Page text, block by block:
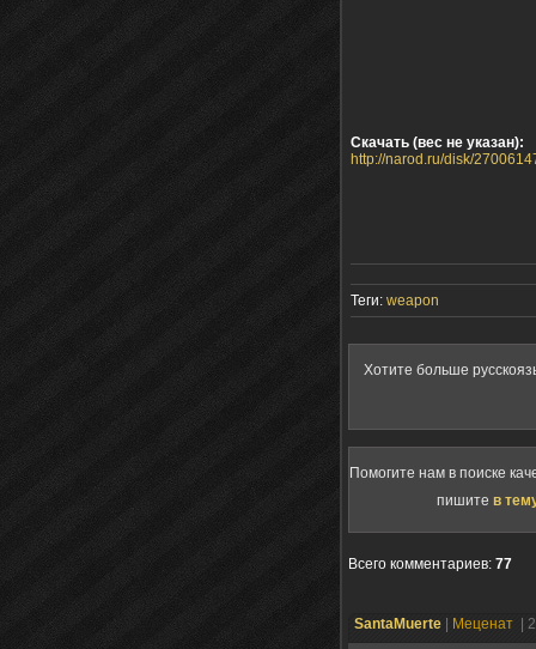
Скачать (вес не указан):
http://narod.ru/disk/
Теги: weapon
Хотите больше
Помогите нам в поиске
пишите в
Всего комментариев: 77
SantaMuerte Меценат |